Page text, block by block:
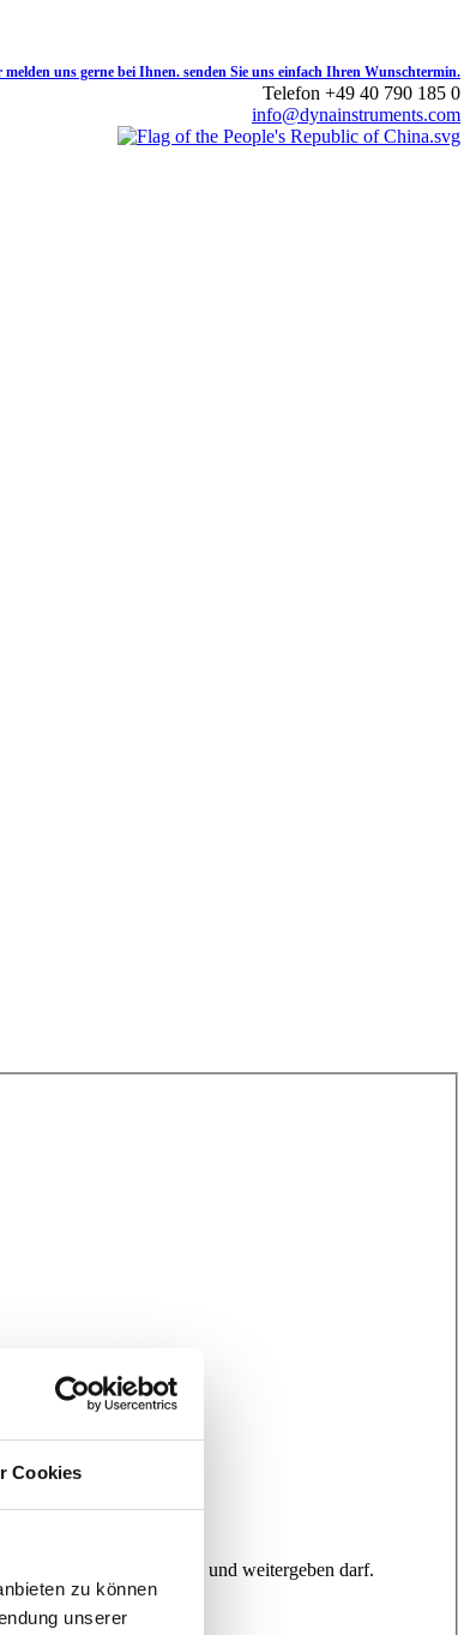
Cookies
zu können
unserer
Telefon +49 40 790 185 0
info@dynainstruments.com
sammeln, verwenden und weitergeben darf.